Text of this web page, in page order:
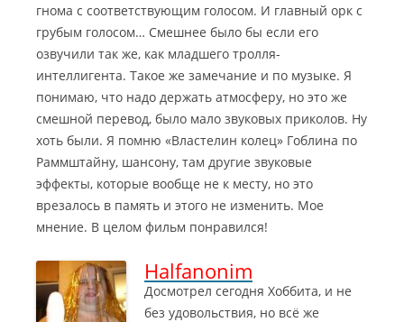
гнома с соответствующим голосом. И главный орк с
грубым голосом… Смешнее было бы если его
озвучили так же, как младшего тролля-
интеллигента. Такое же замечание и по музыке. Я
понимаю, что надо держать атмосферу, но это же
смешной перевод, было мало звуковых приколов. Ну
хоть были. Я помню «Властелин колец» Гоблина по
Раммштайну, шансону, там другие звуковые
эффекты, которые вообще не к месту, но это
врезалось в память и этого не изменить. Мое
мнение. В целом фильм понравился!
Halfanonim
Досмотрел сегодня Хоббита, и не
без удовольствия, но всё же